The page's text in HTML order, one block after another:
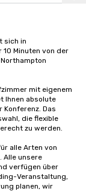
sich in
Minuten von der
mit eigenem
Ihnen absolute
Das
die flexible
zu werden.
alle Arten von
Alle unsere
verfügen über
Veranstaltung,
planen, wir